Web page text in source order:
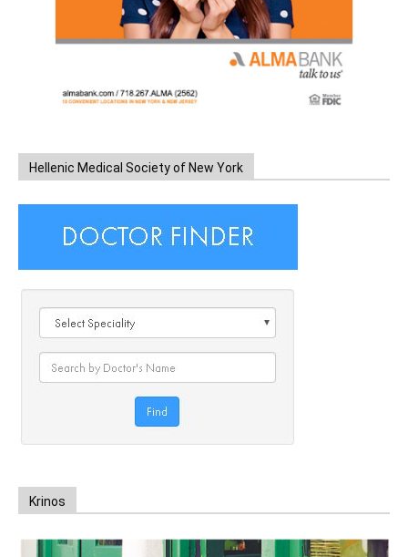
Hellenic Medical Society of New York
Krinos